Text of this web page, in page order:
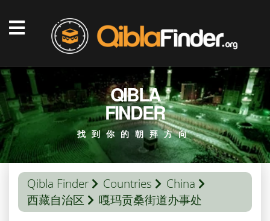
QIBLA
FINDER
找到你的朝拜方向
Qibla Finder Countries
China
西藏自治区
嘎玛贡桑街道办事处